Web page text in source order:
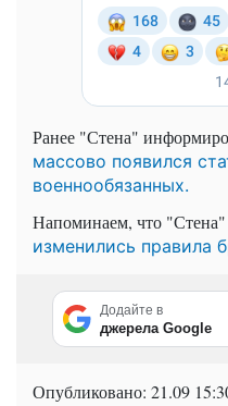
Ранее "Стена"
массово появился
военнообязанных.
Напоминаем, что "Стена"
изменились правила
Додайте в
джерела Google
Опубликовано: 21.09